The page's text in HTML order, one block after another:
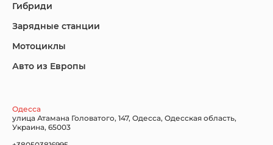
Lincoln
Гибриди
Зарядные станции
Мотоциклы
Авто из Европы
Одесса
улица Атамана Головатого, 147, Одесса, Одесская область,
Украина, 65003